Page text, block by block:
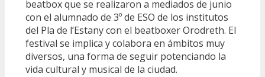
beatbox que se realizaron a mediados de junio
con el alumnado de 3º de ESO de los institutos
del Pla de l’Estany con el beatboxer Orodreth. El
festival se implica y colabora en ámbitos muy
diversos, una forma de seguir potenciando la
vida cultural y musical de la ciudad.